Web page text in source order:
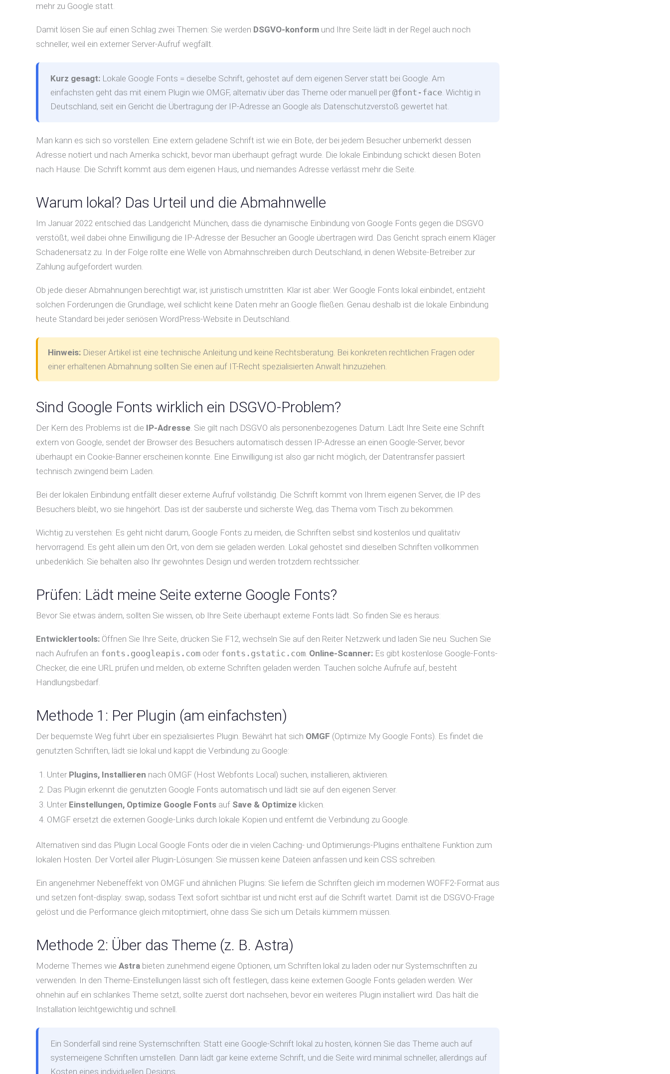
mehr zu Google statt.
Damit lösen Sie auf einen Schlag zwei Themen: Sie werden DSGVO-konform und Ihre Seite lädt in der Regel auch noch
schneller, weil ein externer Server-Aufruf wegfällt.
Kurz gesagt: Lokale Google Fonts = dieselbe Schrift, gehostet auf dem eigenen Server statt bei Google. Am
einfachsten geht das mit einem Plugin wie OMGF, alternativ über das Theme oder manuell per @font-face . Wichtig in
Deutschland, seit ein Gericht die Übertragung der IP-Adresse an Google als Datenschutzverstoß gewertet hat.
Man kann es sich so vorstellen: Eine extern geladene Schrift ist wie ein Bote, der bei jedem Besucher unbemerkt dessen
Adresse notiert und nach Amerika schickt, bevor man überhaupt gefragt wurde. Die lokale Einbindung schickt diesen Boten
nach Hause: Die Schrift kommt aus dem eigenen Haus, und niemandes Adresse verlässt mehr die Seite.
Warum lokal? Das Urteil und die Abmahnwelle
Im Januar 2022 entschied das Landgericht München, dass die dynamische Einbindung von Google Fonts gegen die DSGVO
verstößt, weil dabei ohne Einwilligung die IP-Adresse der Besucher an Google übertragen wird. Das Gericht sprach einem Kläger
Schadenersatz zu. In der Folge rollte eine Welle von Abmahnschreiben durch Deutschland, in denen Website-Betreiber zur
Zahlung aufgefordert wurden.
Ob jede dieser Abmahnungen berechtigt war, ist juristisch umstritten. Klar ist aber: Wer Google Fonts lokal einbindet, entzieht
solchen Forderungen die Grundlage, weil schlicht keine Daten mehr an Google fließen. Genau deshalb ist die lokale Einbindung
heute Standard bei jeder seriösen WordPress-Website in Deutschland.
Hinweis: Dieser Artikel ist eine technische Anleitung und keine Rechtsberatung. Bei konkreten rechtlichen Fragen oder
einer erhaltenen Abmahnung sollten Sie einen auf IT-Recht spezialisierten Anwalt hinzuziehen.
Sind Google Fonts wirklich ein DSGVO-Problem?
Der Kern des Problems ist die IP-Adresse . Sie gilt nach DSGVO als personenbezogenes Datum. Lädt Ihre Seite eine Schrift
extern von Google, sendet der Browser des Besuchers automatisch dessen IP-Adresse an einen Google-Server, bevor
überhaupt ein Cookie-Banner erscheinen konnte. Eine Einwilligung ist also gar nicht möglich, der Datentransfer passiert
technisch zwingend beim Laden.
Bei der lokalen Einbindung entfällt dieser externe Aufruf vollständig. Die Schrift kommt von Ihrem eigenen Server, die IP des
Besuchers bleibt, wo sie hingehört. Das ist der sauberste und sicherste Weg, das Thema vom Tisch zu bekommen.
Wichtig zu verstehen: Es geht nicht darum, Google Fonts zu meiden, die Schriften selbst sind kostenlos und qualitativ
hervorragend. Es geht allein um den Ort, von dem sie geladen werden. Lokal gehostet sind dieselben Schriften vollkommen
unbedenklich. Sie behalten also Ihr gewohntes Design und werden trotzdem rechtssicher.
Prüfen: Lädt meine Seite externe Google Fonts?
Bevor Sie etwas ändern, sollten Sie wissen, ob Ihre Seite überhaupt externe Fonts lädt. So finden Sie es heraus:
Entwicklertools: Öffnen Sie Ihre Seite, drücken Sie F12, wechseln Sie auf den Reiter Netzwerk und laden Sie neu. Suchen Sie
nach Aufrufen an fonts.googleapis.com oder fonts.gstatic.com Online-Scanner: Es gibt kostenlose Google-Fonts-
Checker, die eine URL prüfen und melden, ob externe Schriften geladen werden. Tauchen solche Aufrufe auf, besteht
Handlungsbedarf.
Methode 1: Per Plugin (am einfachsten)
Der bequemste Weg führt über ein spezialisiertes Plugin. Bewährt hat sich OMGF (Optimize My Google Fonts). Es findet die
genutzten Schriften, lädt sie lokal und kappt die Verbindung zu Google:
Unter Plugins, Installieren nach OMGF (Host Webfonts Local) suchen, installieren, aktivieren.
Das Plugin erkennt die genutzten Google Fonts automatisch und lädt sie auf den eigenen Server.
Unter Einstellungen, Optimize Google Fonts auf Save & Optimize klicken.
OMGF ersetzt die externen Google-Links durch lokale Kopien und entfernt die Verbindung zu Google.
Alternativen sind das Plugin Local Google Fonts oder die in vielen Caching- und Optimierungs-Plugins enthaltene Funktion zum
lokalen Hosten. Der Vorteil aller Plugin-Lösungen: Sie müssen keine Dateien anfassen und kein CSS schreiben.
Ein angenehmer Nebeneffekt von OMGF und ähnlichen Plugins: Sie liefern die Schriften gleich im modernen WOFF2-Format aus
und setzen font-display: swap, sodass Text sofort sichtbar ist und nicht erst auf die Schrift wartet. Damit ist die DSGVO-Frage
gelöst und die Performance gleich mitoptimiert, ohne dass Sie sich um Details kümmern müssen.
Methode 2: Über das Theme (z. B. Astra)
Moderne Themes wie Astra bieten zunehmend eigene Optionen, um Schriften lokal zu laden oder nur Systemschriften zu
verwenden. In den Theme-Einstellungen lässt sich oft festlegen, dass keine externen Google Fonts geladen werden. Wer
ohnehin auf ein schlankes Theme setzt, sollte zuerst dort nachsehen, bevor ein weiteres Plugin installiert wird. Das hält die
Installation leichtgewichtig und schnell.
Ein Sonderfall sind reine Systemschriften: Statt eine Google-Schrift lokal zu hosten, können Sie das Theme auch auf
systemeigene Schriften umstellen. Dann lädt gar keine externe Schrift, und die Seite wird minimal schneller, allerdings auf
Kosten eines individuellen Designs.